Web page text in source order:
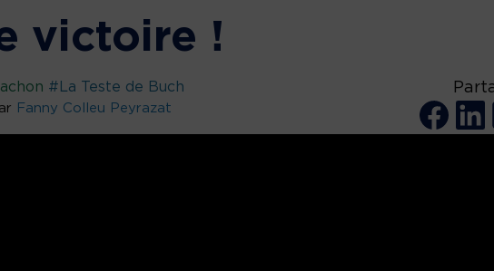
victoire !
#La Teste de Buch
Fanny Colleu Peyrazat